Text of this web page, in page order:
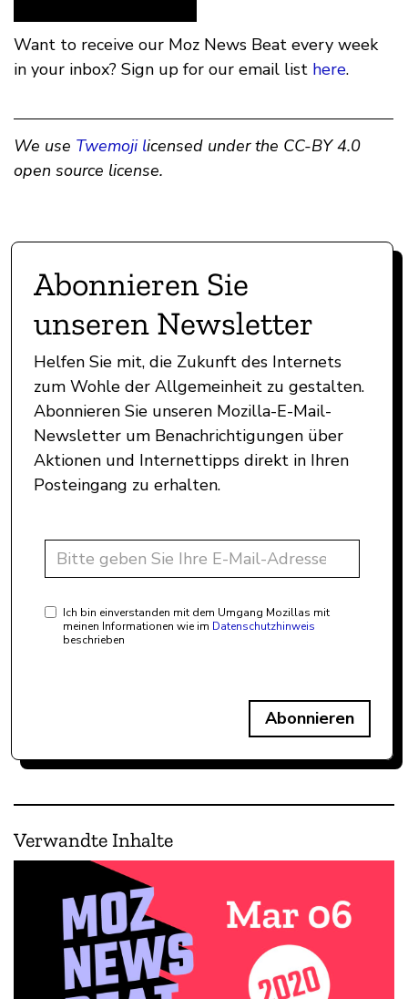
Want to receive our Moz News Beat every week
in your inbox? Sign up for our email list here.
We use Twemoji licensed under the CC-BY 4.0
open source license.
Abonnieren Sie
unseren Newsletter
Helfen Sie mit, die Zukunft des Internets
zum Wohle der Allgemeinheit zu gestalten.
Abonnieren Sie unseren Mozilla-E-Mail-
Newsletter um Benachrichtigungen über
Aktionen und Internettipps direkt in Ihren
Posteingang zu erhalten.
Ich bin einverstanden mit dem Umgang Mozillas mit
meinen Informationen wie im Datenschutzhinweis
beschrieben
Abonnieren
Verwandte Inhalte